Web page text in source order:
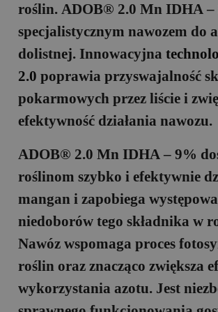
roślin. ADOB® 2.0 Mn IDHA –
specjalistycznym nawozem do
dolistnej. Innowacyjna
2.0 poprawia przyswajalność
pokarmowych przez liście i
efektywność działania nawozu.
ADOB® 2.0 Mn IDHA – 9%
roślinom szybko i efektywnie
mangan i zapobiega
niedoborów tego składnika w
Nawóz wspomaga proces
roślin oraz znacząco zwiększa
wykorzystania azotu. Jest